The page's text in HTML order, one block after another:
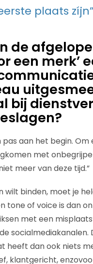
plaats zíjn”
de
een merk’
bij
pas aan het begin.
met
meer van deze tijd.”
wilt binden, moet je
tone of voice is dan
met een
heeft dan ook niets
klantgericht,